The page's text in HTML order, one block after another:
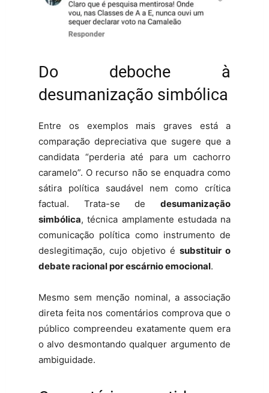
Do deboche à
desumanização simbólica
Entre os exemplos mais graves está a
comparação depreciativa que sugere que a
candidata “perderia até para um cachorro
caramelo”. O recurso não se enquadra como
sátira política saudável nem como crítica
factual. Trata-se de desumanização
simbólica, técnica amplamente estudada na
comunicação política como instrumento de
deslegitimação, cujo objetivo é substituir o
debate racional por escárnio emocional.
Mesmo sem menção nominal, a associação
direta feita nos comentários comprova que o
público compreendeu exatamente quem era
o alvo desmontando qualquer argumento de
ambiguidade.